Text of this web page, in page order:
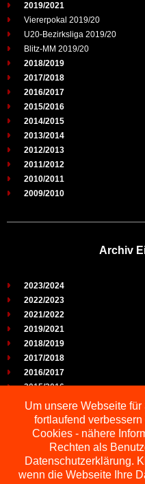
2019/2021
Viererpokal 2019/20
U20-Bezirksliga 2019/20
Blitz-MM 2019/20
2018/2019
2017/2018
2016/2017
2015/2016
2014/2015
2013/2014
2012/2013
2011/2012
2010/2011
2009/2010
Archiv
2023/2024
2022/2023
2021/2022
2019/2021
2018/2019
2017/2018
2016/2017
2015/2016
2014/2015
2013/2014
2012/2013
2011/2012
2010/2011
2009/2010
Um unsere Webseite
fortlaufend
Cookies - nähere
Rechten als
Datenschutzerklärung.
wenn die Webseite Ihre